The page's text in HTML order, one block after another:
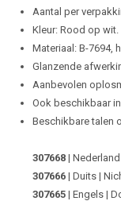
Aantal per
Kleur: Rood op wit.
Materiaal: B-7694,
Glanzende
Aanbevolen
Ook beschikbaar
Beschikbare talen
307668|
307666| Duits |
307665| Engels |